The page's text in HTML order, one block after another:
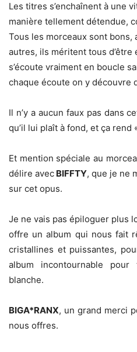
Les titres s’enchaînent à une
manière tellement détendue,
Tous les morceaux sont bons,
autres, ils méritent tous d’être
s’écoute vraiment en boucle
chaque écoute on y découvre
Il n’y a aucun faux pas dans
qu’il lui plaît à fond, et ça rend
Et mention spéciale au
délire avec BIFFTY, que je ne
sur cet opus.
Je ne vais pas épiloguer plus
offre un album qui nous fait
cristallines et puissantes,
album incontournable
blanche.
BIGA*RANX, un grand merci
nous offres.